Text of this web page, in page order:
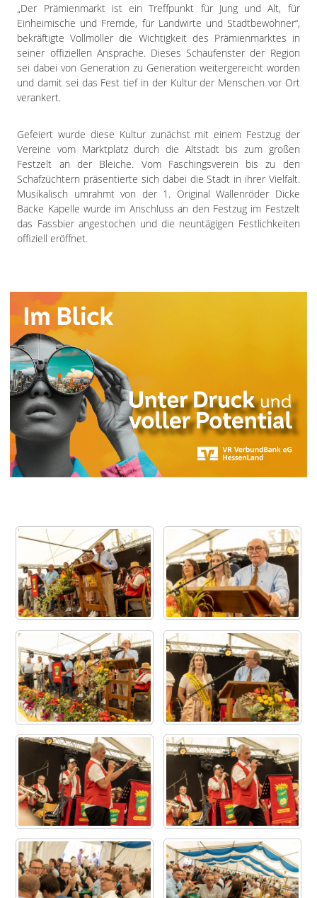
„Der Prämienmarkt ist ein Treffpunkt für Jung und Alt, für
Einheimische und Fremde, für Landwirte und Stadtbewohner“,
bekräftigte Vollmöller die Wichtigkeit des Prämienmarktes in
seiner offiziellen Ansprache. Dieses Schaufenster der Region
sei dabei von Generation zu Generation weitergereicht worden
und damit sei das Fest tief in der Kultur der Menschen vor Ort
verankert.
Gefeiert wurde diese Kultur zunächst mit einem Festzug der
Vereine vom Marktplatz durch die Altstadt bis zum großen
Festzelt an der Bleiche. Vom Faschingsverein bis zu den
Schafzüchtern präsentierte sich dabei die Stadt in ihrer Vielfalt.
Musikalisch umrahmt von der 1. Original Wallenröder Dicke
Backe Kapelle wurde im Anschluss an den Festzug im Festzelt
das Fassbier angestochen und die neuntägigen Festlichkeiten
offiziell eröffnet.